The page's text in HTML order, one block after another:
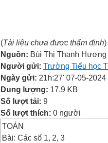
(Tài liệu chưa được thẩm định)
Nguồn: Bùi Thị Thanh Hương
Người gửi: Trường Tiểu học
Ngày gửi: 21h:27' 07-05-2024
Dung lượng: 17.9 KB
Số lượt tải: 9
Số lượt thích: 0 người
TOÁN
Bài: Các số 1, 2, 3